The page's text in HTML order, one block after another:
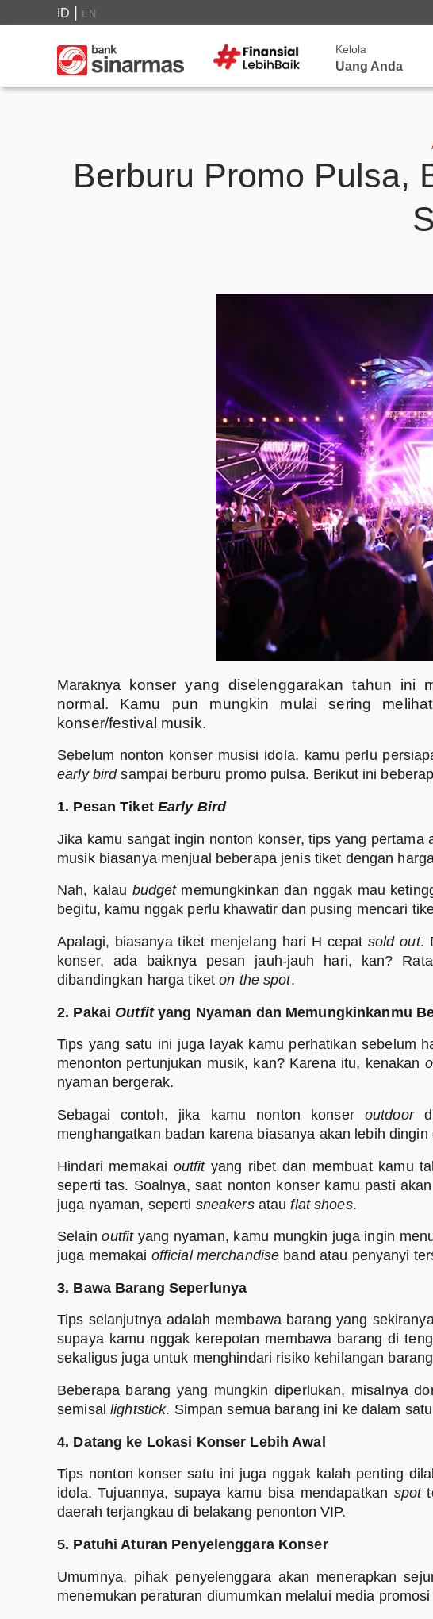
ID EN
Kelola
Uang Anda
Berburu Promo Pulsa,
Maraknya konser yang diselenggarakan tahun ini
normal. Kamu pun mungkin mulai sering
konser/festival musik.
Sebelum nonton konser musisi idola, kamu perlu
early birdsampai berburu promo pulsa. Berikut ini
1. Pesan Tiket Early Bird
Jika kamu sangat ingin nonton konser, tips yang
musik biasanya menjual beberapa jenis tiket dengan
Nah, kalau budgetmemungkinkan dan nggak mau
begitu, kamu nggak perlu khawatir dan pusing mencari
Apalagi, biasanya tiket menjelang hari H cepatsold out.
konser, ada baiknya pesan jauh-jauh hari, kan?
dibandingkan harga tiketon the spot.
2. Pakai Outfityang Nyaman dan Memungkinkanmu
Tips yang satu ini juga layak kamu perhatikan sebelum
menonton pertunjukan musik, kan? Karena itu, kenakan
nyaman bergerak.
Sebagai contoh, jika kamu nonton konser outdoordi
menghangatkan badan karena biasanya akan lebih dingin
Hindari memakai outfityang ribet dan membuat kamu
seperti tas. Soalnya, saat nonton konser kamu pasti
juga nyaman, seperti sneakers atauflat shoes.
Selainoutfityang nyaman, kamu mungkin juga ingin
juga memakai official merchandise band atau penyanyi
3. Bawa Barang Seperlunya
Tips selanjutnya adalah membawa barang yang
supaya kamu nggak kerepotan membawa barang di
sekaligus juga untuk menghindari risiko kehilangan
Beberapa barang yang mungkin diperlukan, misalnya
semisal lightstick. Simpan semua barang ini ke dalam
4. Datang ke Lokasi Konser Lebih Awal
Tips nonton konser satu ini juga nggak kalah penting
idola. Tujuannya, supaya kamu bisa mendapatkan spot
daerah terjangkau di belakang penonton VIP.
5. Patuhi Aturan Penyelenggara Konser
Umumnya, pihak penyelenggara akan menerapkan
menemukan peraturan diumumkan melalui media